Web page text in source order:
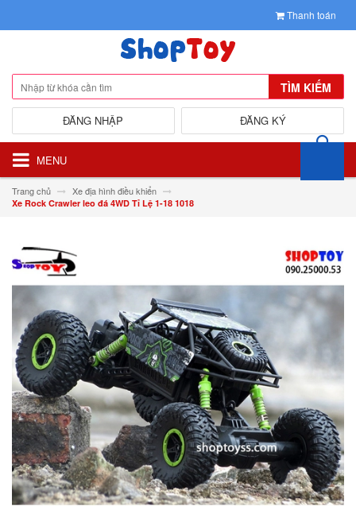
Thanh toán
TÌM KIẾM
ĐĂNG KÝ
ĐĂNG NHẬP
MENU
Trang chủ Xe địa hình điều khiển
Xe Rock Crawler leo đá 4WD Tỉ Lệ 1-18 1018